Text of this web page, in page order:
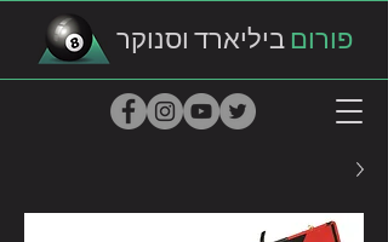
פורום ביליארד וסנוקר